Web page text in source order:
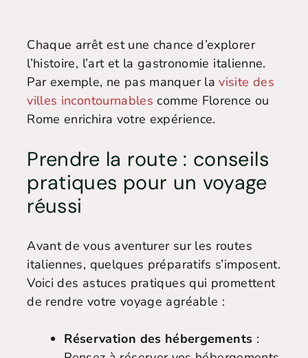
Chaque arrêt est une chance d’explorer
l’histoire, l’art et la gastronomie italienne.
Par exemple, ne pas manquer lavisite des
villes incontournables comme Florence ou
Rome enrichira votre expérience.
Prendre la route : conseils
pratiques pour un voyage
réussi
Avant de vous aventurer sur les routes
italiennes, quelques préparatifs s’imposent.
Voici des astuces pratiques qui promettent
de rendre votre voyage agréable :
Réservation des hébergements :